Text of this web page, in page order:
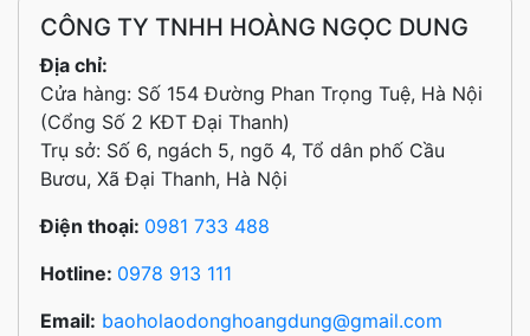
CÔNG TY TNHH HOÀNG NGỌC DUNG
Địa chỉ:
Cửa hàng: Số 154 Đường Phan Trọng Tuệ, Hà Nội
(Cổng Số 2 KĐT Đại Thanh)
Trụ sở: Số 6, ngách 5, ngõ 4, Tổ dân phố Cầu
Bươu, Xã Đại Thanh, Hà Nội
Điện thoại: 0981 733 488
Hotline: 0978 913 111
Email: baoholaodonghoangdung@gmail.com